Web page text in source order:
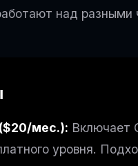
над разными
мес.): Включает
уровня.